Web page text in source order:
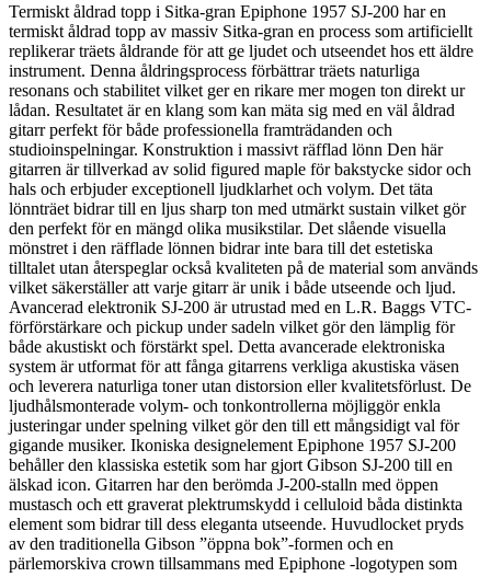
Termiskt åldrad topp i Sitka-gran Epiphone 1957 SJ-200 har en
termiskt åldrad topp av massiv Sitka-gran en process som artificiellt
replikerar träets åldrande för att ge ljudet och utseendet hos ett äldre
instrument. Denna åldringsprocess förbättrar träets naturliga
resonans och stabilitet vilket ger en rikare mer mogen ton direkt ur
lådan. Resultatet är en klang som kan mäta sig med en väl åldrad
gitarr perfekt för både professionella framträdanden och
studioinspelningar. Konstruktion i massivt räfflad lönn Den här
gitarren är tillverkad av solid figured maple för bakstycke sidor och
hals och erbjuder exceptionell ljudklarhet och volym. Det täta
lönnträet bidrar till en ljus sharp ton med utmärkt sustain vilket gör
den perfekt för en mängd olika musikstilar. Det slående visuella
mönstret i den räfflade lönnen bidrar inte bara till det estetiska
tilltalet utan återspeglar också kvaliteten på de material som används
vilket säkerställer att varje gitarr är unik i både utseende och ljud.
Avancerad elektronik SJ-200 är utrustad med en L.R. Baggs VTC-
förförstärkare och pickup under sadeln vilket gör den lämplig för
både akustiskt och förstärkt spel. Detta avancerade elektroniska
system är utformat för att fånga gitarrens verkliga akustiska väsen
och leverera naturliga toner utan distorsion eller kvalitetsförlust. De
ljudhålsmonterade volym- och tonkontrollerna möjliggör enkla
justeringar under spelning vilket gör den till ett mångsidigt val för
gigande musiker. Ikoniska designelement Epiphone 1957 SJ-200
behåller den klassiska estetik som har gjort Gibson SJ-200 till en
älskad icon. Gitarren har den berömda J-200-stalln med öppen
mustasch och ett graverat plektrumskydd i celluloid båda distinkta
element som bidrar till dess eleganta utseende. Huvudlocket pryds
av den traditionella Gibson ”öppna bok”-formen och en
pärlemorskiva crown tillsammans med Epiphone -logotypen som